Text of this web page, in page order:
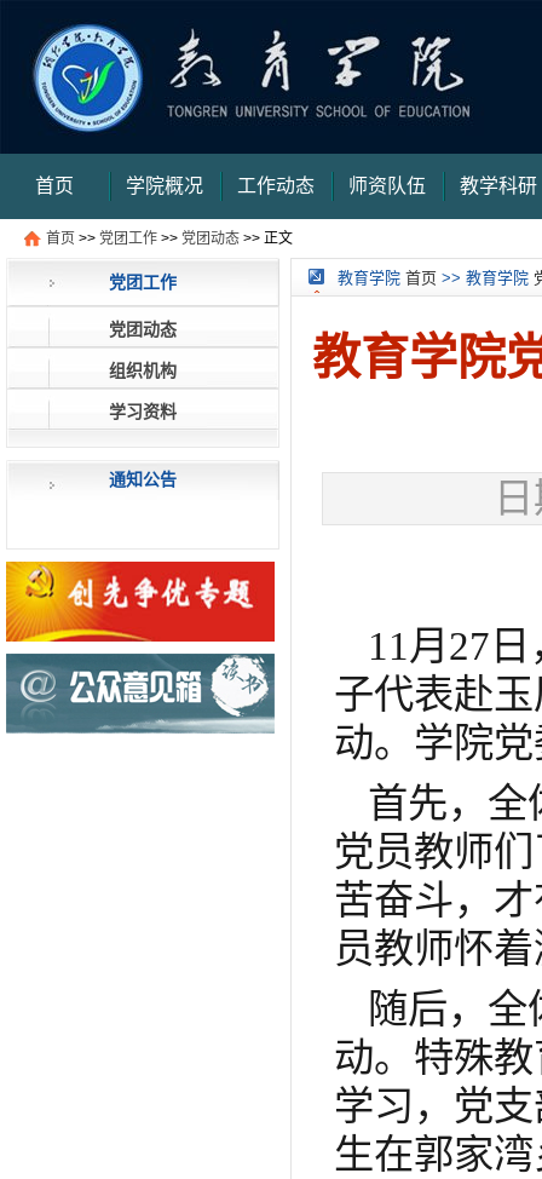
首页 学院概况 工作动态 师资队伍 教学科研
审核评估 信件提交 信件查询
首页 >> 党团工作 >> 党团动态 >> 正文
党团工作
党团动态
组织机构
学习资料
通知公告
教育学院 首页 >> 教育学院
教育学院
11月27
子代表赴
动。学院
首先，全
党员教师
苦奋斗，
员教师怀
随后，
动。特殊
学习，党
生在郭家